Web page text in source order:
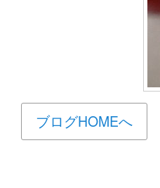
ブログHOMEへ